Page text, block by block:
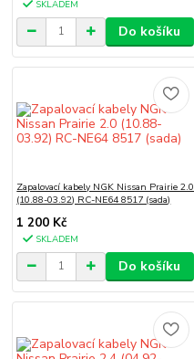
SKLADEM
Do košíku
Zapalovací kabely NGK Nissan Prairie 2.0
(10.88-03.92) RC-NE64 8517 (sada)
1 200 Kč
SKLADEM
Do košíku